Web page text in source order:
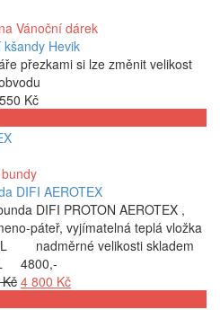
Vánoční dárek
kšandy Hevik
přezkami si lze změnit velikost
550 Kč
bundy
DIFI AEROTEX
DIFI PROTON AEROTEX ,
páteř, vyjímatelná teplá vložka
nadměrné velikosti skladem
4800,-
Kč Původní
4 800 KčAktuální